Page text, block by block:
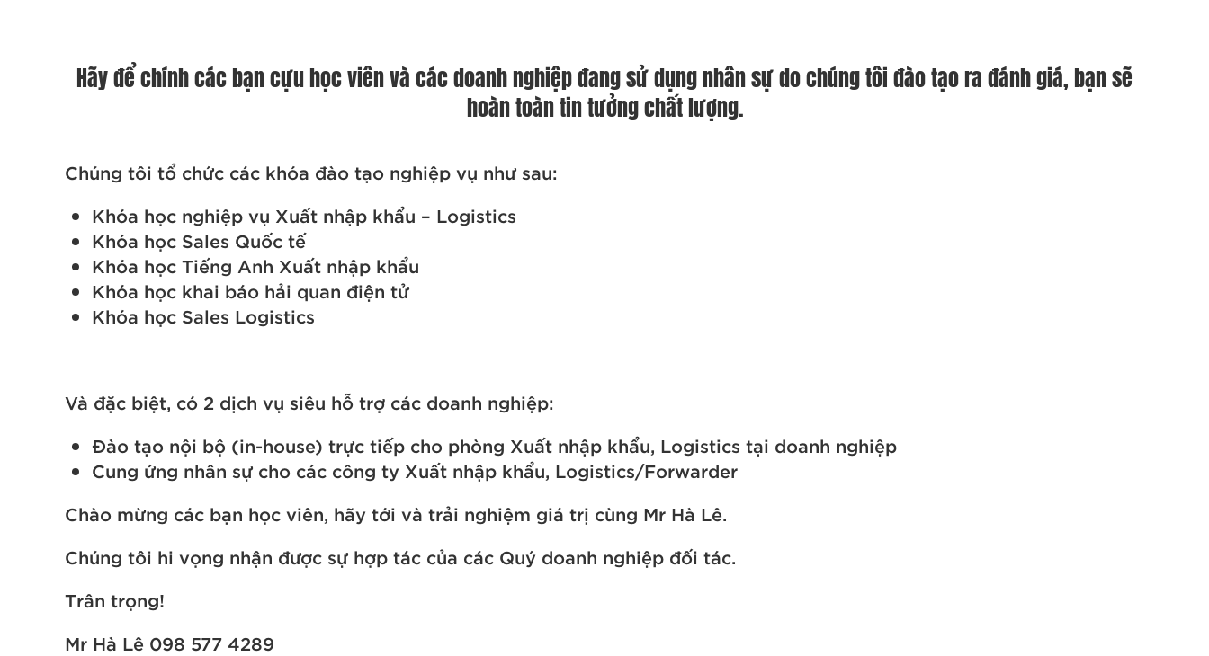
Hãy để chính các bạn cựu học viên và các doanh nghiệp đang sử dụng nhân sự do chúng tôi đào tạo ra đánh giá, bạn sẽ
hoàn toàn tin tưởng chất lượng.
Chúng tôi tổ chức các khóa đào tạo nghiệp vụ như sau:
Khóa học nghiệp vụ Xuất nhập khẩu – Logistics
Khóa học Sales Quốc tế
Khóa học Tiếng Anh Xuất nhập khẩu
Khóa học khai báo hải quan điện tử
Khóa học Sales Logistics
Và đặc biệt, có 2 dịch vụ siêu hỗ trợ các doanh nghiệp:
Đào tạo nội bộ (in-house) trực tiếp cho phòng Xuất nhập khẩu, Logistics tại doanh nghiệp
Cung ứng nhân sự cho các công ty Xuất nhập khẩu, Logistics/Forwarder
Chào mừng các bạn học viên, hãy tới và trải nghiệm giá trị cùng Mr Hà Lê.
Chúng tôi hi vọng nhận được sự hợp tác của các Quý doanh nghiệp đối tác.
Trân trọng!
Mr Hà Lê 098 577 4289